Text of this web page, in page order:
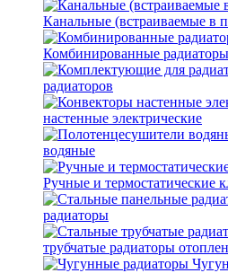
Канальные (встраиваемые в
Комбинированные
радиаторов
настенные электрические
водяные
Ручные и термостатические
радиаторы
трубчатые радиаторы